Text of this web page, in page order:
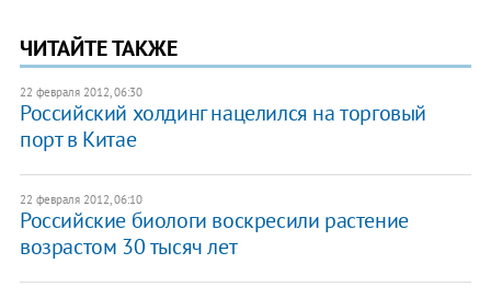
ЧИТАЙТЕ ТАКЖЕ
22 февраля 2012, 06:30
Российский холдинг нацелился на торговый
порт в Китае
22 февраля 2012, 06:10
Российские биологи воскресили растение
возрастом 30 тысяч лет